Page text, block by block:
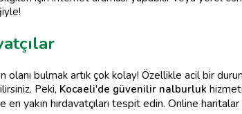
olanı bulmak artık çok kolay! Özellikle acil bir
Peki, Kocaeli'de güvenilir nalburluk
yakın hırdavatçıları tespit edin. Online